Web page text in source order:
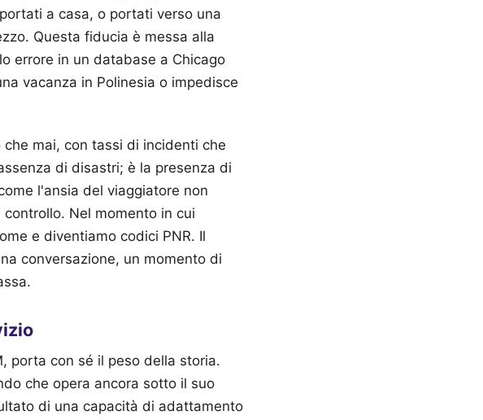
a casa, o portati verso una
Questa fiducia è messa alla
errore in un database a Chicago
vacanza in Polinesia o impedisce
mai, con tassi di incidenti che
di disastri; è la presenza di
l'ansia del viaggiatore non
Nel momento in cui
e diventiamo codici PNR. Il
conversazione, un momento di
porta con sé il peso della storia.
che opera ancora sotto il suo
di una capacità di adattamento